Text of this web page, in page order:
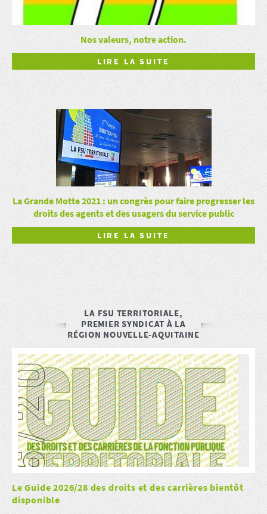
Nos valeurs, notre action.
LIRE LA SUITE
La Grande Motte 2021 : un congrès pour faire progresser les
droits des agents et des usagers du service public
LIRE LA SUITE
LA FSU TERRITORIALE,
PREMIER SYNDICAT À LA
RÉGION NOUVELLE-AQUITAINE
Le Guide 2026/28 des droits et des carrières bientôt
disponible